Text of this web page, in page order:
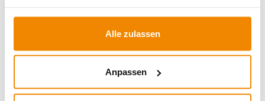
Alle zulassen
Anpassen
Ihr Berater zum Thema Öfen und
Kamine: